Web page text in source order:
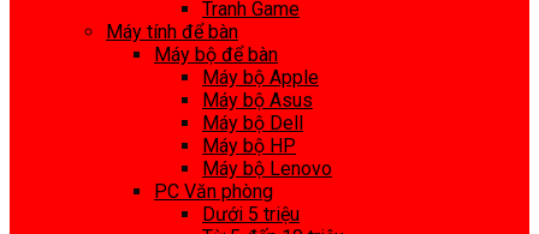
Tranh Game
Máy tính để bàn
Máy bộ để bàn
Máy bộ Apple
Máy bộ Asus
Máy bộ Dell
Máy bộ HP
Máy bộ Lenovo
PC Văn phòng
Dưới 5 triệu